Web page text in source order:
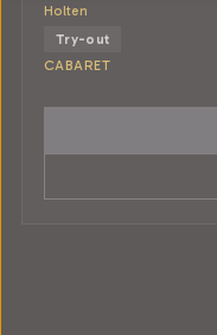
Holten
Try-out
CABARET